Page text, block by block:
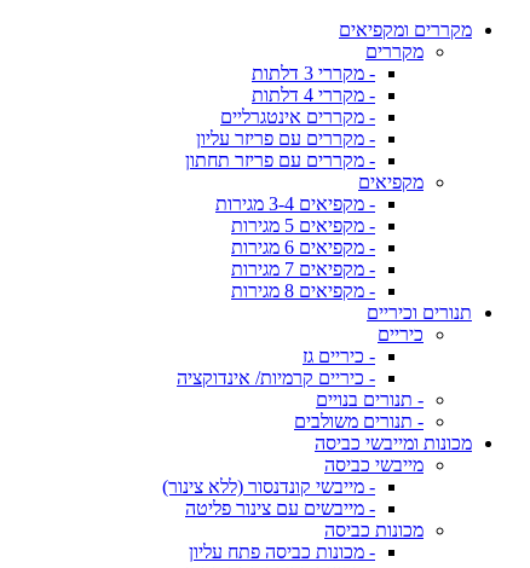
מקררים ומקפיאים
מקררים
- מקררי 3 דלתות
- מקררי 4 דלתות
- מקררים אינטגרליים
- מקררים עם פריזר עליון
- מקררים עם פריזר תחתון
מקפיאים
- מקפיאים 3-4 מגירות
- מקפיאים 5 מגירות
- מקפיאים 6 מגירות
- מקפיאים 7 מגירות
- מקפיאים 8 מגירות
תנורים וכיריים
כיריים
- כיריים גז
- כיריים קרמיות/ אינדוקציה
- תנורים בנויים
- תנורים משולבים
מכונות ומייבשי כביסה
מייבשי כביסה
- מייבשי קונדנסור (ללא צינור)
- מייבשים עם צינור פליטה
מכונות כביסה
- מכונות כביסה פתח עליון